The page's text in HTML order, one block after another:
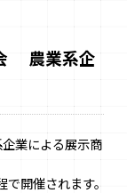
農業系企
業による展示商
開催されます。